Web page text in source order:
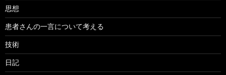
思想
患者さんの一言について考える
技術
日記